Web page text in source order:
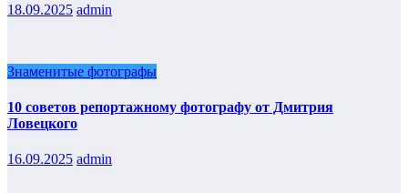
18.09.2025 admin
Знаменитые фотографы
10 советов репортажному фотографу от Дмитрия
Ловецкого
16.09.2025 admin